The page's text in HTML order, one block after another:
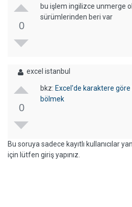
0
bu işlem ingilizce unmerge
sürümlerinden beri var
excel istanbul
0
bkz: Excel'de karaktere göre
bölmek
Bu soruya sadece kayıtlı kullanıcılar
için lütfen giriş yapınız.